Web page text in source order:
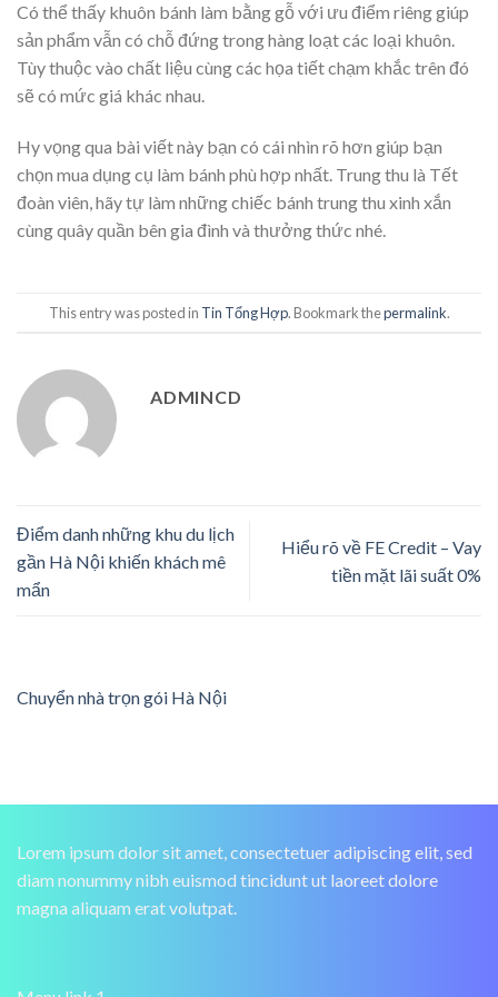
Có thể thấy khuôn bánh làm bằng gỗ với ưu điểm riêng giúp
sản phẩm vẫn có chỗ đứng trong hàng loạt các loại khuôn.
Tùy thuộc vào chất liệu cùng các họa tiết chạm khắc trên đó
sẽ có mức giá khác nhau.
Hy vọng qua bài viết này bạn có cái nhìn rõ hơn giúp bạn
chọn mua dụng cụ làm bánh phù hợp nhất. Trung thu là Tết
đoàn viên, hãy tự làm những chiếc bánh trung thu xinh xắn
cùng quây quần bên gia đình và thưởng thức nhé.
This entry was posted in Tin Tổng Hợp. Bookmark thepermalink.
ADMINCD
Điểm danh những khu du lịch
gần Hà Nội khiến khách mê
mẩn
Hiểu rõ về FE Credit – Vay
tiền mặt lãi suất 0%
Chuyển nhà trọn gói Hà Nội
Lorem ipsum dolor sit amet, consectetuer adipiscing elit, sed
diam nonummy nibh euismod tincidunt ut laoreet dolore
magna aliquam erat volutpat.